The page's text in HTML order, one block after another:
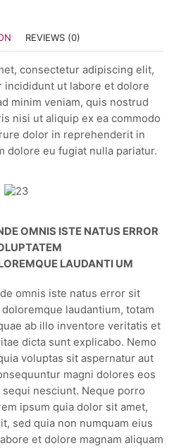
REVIEWS (0)
consectetur adipiscing elit,
incididunt ut labore et dolore
minim veniam, quis nostrud
nisi ut aliquip ex ea commodo
dolor in reprehenderit in
dolore eu fugiat nulla pariatur.
OMNIS ISTE NATUS ERROR
LAUDANTI UM
omnis iste natus error sit
laudantium, totam
ab illo inventore veritatis et
dicta sunt explicabo. Nemo
voluptas sit aspernatur aut
magni dolores eos
nesciunt. Neque porro
ipsum quia dolor sit amet,
sed quia non numquam eius
et dolore magnam aliquam